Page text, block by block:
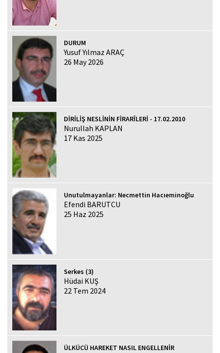
DURUM
Yusuf Yılmaz ARAÇ
26 May 2026
DİRİLİŞ NESLİNİN FİRARÎLERİ - 17.02.2010
Nurullah KAPLAN
17 Kas 2025
Unutulmayanlar: Necmettin Hacıeminoğlu
Efendi BARUTCU
25 Haz 2025
Serkes (3)
Hüdai KUŞ
22 Tem 2024
ÜLKÜCÜ HAREKET NASIL ENGELLENİR